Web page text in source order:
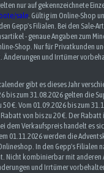
nur auf gekennzeichnete
sale. Gültig im Online-Shop
Gepp's Filialen. Bei den Sale-
- genaue Angaben zum
Shop. Nur für Privatkunden
Änderungen und Irrtümer
gibt es dieses Jahr
bis zum 31.08.2026 gelten die
€. Vom 01.09.2026 bis zum
von bis zu 20 €. Der
dem Verkaufspreis handelt es
01.11.2026 werden die
In den Gepp's Filialen
Nicht kombinierbar mit
und Irrtümer